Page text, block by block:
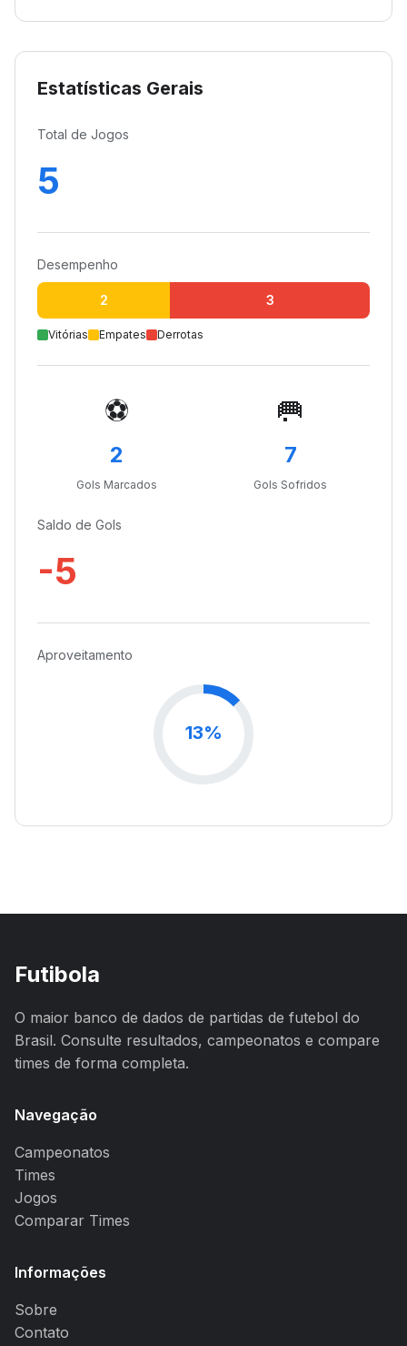
Estatísticas Gerais
Total de Jogos
5
Desempenho
2 3
Vitórias Empates Derrotas
⚽
2
Gols Marcados
🥅
7
Gols Sofridos
Saldo de Gols
-5
Aproveitamento
13%
Futibola
O maior banco de dados de partidas de futebol do
Brasil. Consulte resultados, campeonatos e compare
times de forma completa.
Navegação
Campeonatos
Times
Jogos
Comparar Times
Informações
Sobre
Contato